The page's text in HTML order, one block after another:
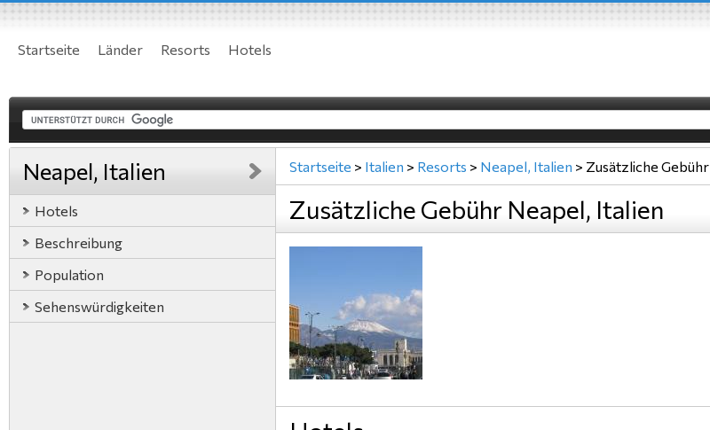
Startseite Länder Resorts Hotels
Neapel, Italien
Hotels
Beschreibung
Population
Sehenswürdigkeiten
Startseite > Italien > Resorts > Neapel, Italien > Zusätzliche Gebühr
Zusätzliche Gebühr Neapel, Italien